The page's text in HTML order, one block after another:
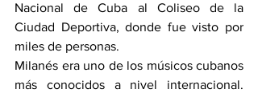
Nacional de Cuba al Coliseo de la
Ciudad Deportiva, donde fue visto por
miles de personas.
Milanés era uno de los músicos cubanos
más conocidos a nivel internacional.